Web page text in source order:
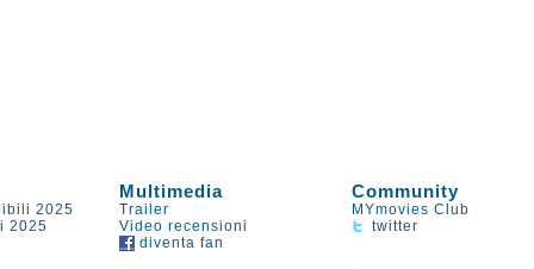
Multimedia Community
2025 Trailer
MYmovies Club
2025 Video recensioni
twitter
diventa fan